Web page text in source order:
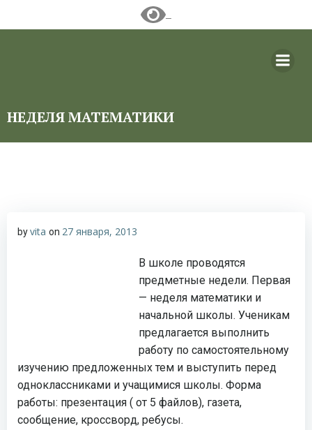
НЕДЕЛЯ МАТЕМАТИКИ
byvita on 27 января, 2013
В школе проводятся
предметные недели. Первая
— неделя математики и
начальной школы. Ученикам
предлагается выполнить
работу по самостоятельному
изучению предложенных тем и выступить перед
одноклассниками и учащимися школы. Форма
работы: презентация ( от 5 файлов), газета,
сообщение, кроссворд, ребусы.